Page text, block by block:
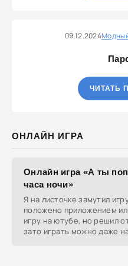
09.12.2024
ЧИТАТЬ
ОНЛАЙН ИГРА
Онлайн игра «А ты
часа ночи»
Я на листочке замутил
положено приложением
игру на ютубе, но решил
зато играть можно даже